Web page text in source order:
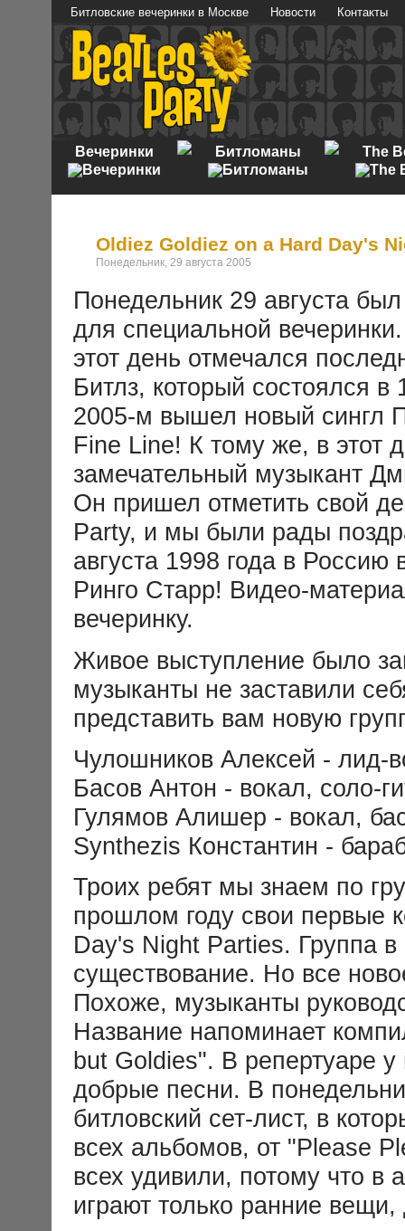
Битловские вечеринки в Москве Новости Контакты
Вечеринки Битломаны The
Oldiez Goldiez on a Hard Day's
Понедельник, 29 августа 2005
Понедельник 29 августа
для специальной
этот день отмечался
Битлз, который состоялся в
2005-м вышел новый сингл
Fine Line! К тому же, в этот
замечательный музыкант
Он пришел отметить свой
Party, и мы были рады
августа 1998 года в
Ринго Старр! Видео-
вечеринку.
Живое выступление было
музыканты не заставили
представить вам новую
Чулошников Алексей - лид-
Басов Антон - вокал, соло-
Гулямов Алишер - вокал,
Synthezis Константин -
Троих ребят мы знаем по
прошлом году свои первые
Day's Night Parties. Группа
существование. Но все
Похоже, музыканты
Название напоминает
but Goldies". В репертуаре
добрые песни. В
битловский сет-лист, в
всех альбомов, от "Please
всех удивили, потому что
играют только ранние